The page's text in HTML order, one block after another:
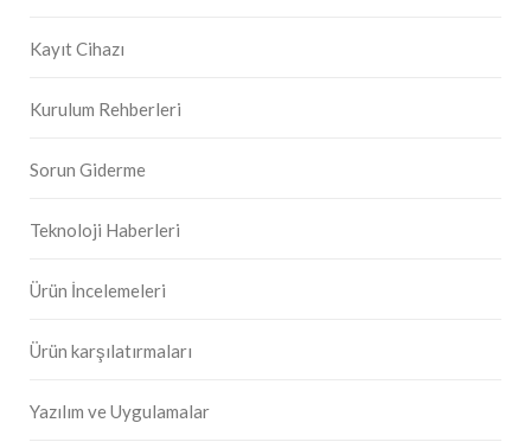
Kayıt Cihazı
Kurulum Rehberleri
Sorun Giderme
Teknoloji Haberleri
Ürün İncelemeleri
Ürün karşılatırmaları
Yazılım ve Uygulamalar